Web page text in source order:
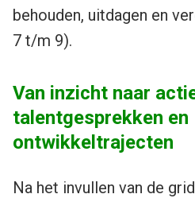
behouden, uitdagen en
7 t/m 9).
Van inzicht naar
talentgesprekken en
ontwikkeltrajecten
Na het invullen van de